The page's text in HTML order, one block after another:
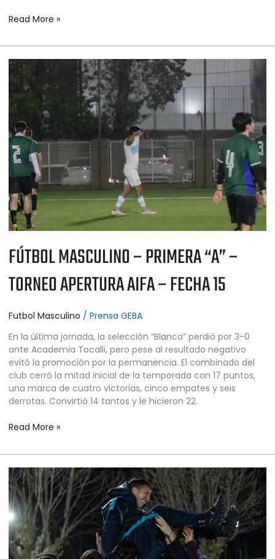
Read More »
FÚTBOL MASCULINO – PRIMERA “A” –
TORNEO APERTURA AIFA – FECHA 15
Futbol Masculino / Prensa GEBA
En la última jornada, la selección “Blanca” perdió por 3-0
ante Academia Tocalli, pero pese al resultado negativo
evitó la promoción por la permanencia. El combinado del
club cerró la mitad inicial de la temporada con 17 puntos,
una marca de cuatro victorias, cinco empates y seis
derrotas. Convirtió 14 tantos y le hicieron 22.
FÚTBOL
MASCULINO
–
PRIMERA
–
TORNEO
APERTURA
AIFA
–
FECHA
15
Read More »
FÚTBOL
MASCULINO
–
PRIMERA
“B”
–
TORNEO